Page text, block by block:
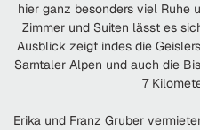
hier ganz besonders viel Ruhe
Zimmer und Suiten lässt es
Ausblick zeigt indes die
Sarntaler Alpen und auch die
7
Erika und Franz Gruber